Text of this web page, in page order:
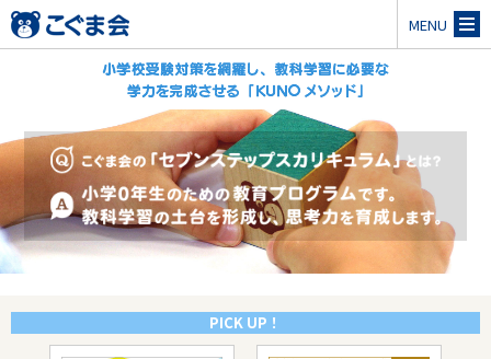
MENU
PICK UP！